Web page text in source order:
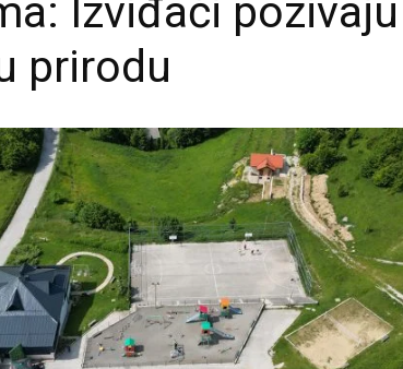
Izviđači pozivaju
prirodu